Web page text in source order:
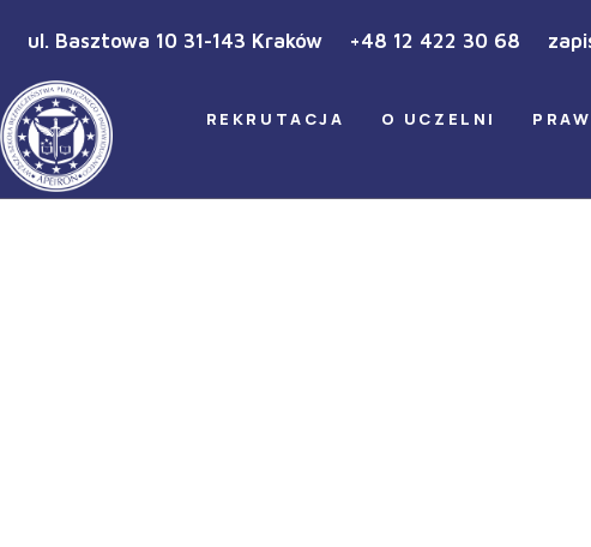
ul. Basztowa 10 31-143 Kraków +48 12 422 30 68
REKRUTACJA O UCZELNI